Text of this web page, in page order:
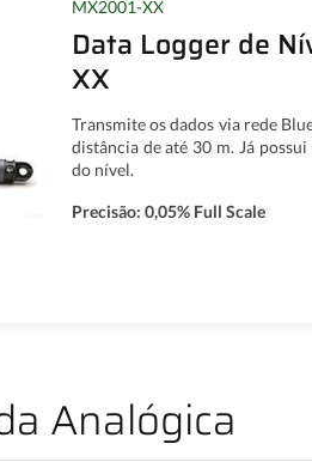
MX2001-XX
Data Logger de
XX
Transmite os dados via rede
distância de até 30 m. Já
do nível.
Precisão: 0,05% Full Scale
Analógica